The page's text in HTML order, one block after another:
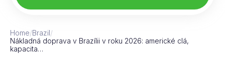
Home/Brazil/
Nákladná doprava v Brazílii v roku 2026: americké clá,
kapacita…